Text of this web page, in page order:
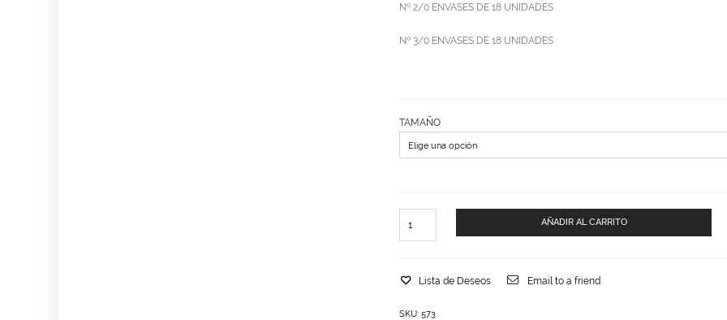
Nº 2/0 ENVASES DE 18 UNIDADES
Nº 3/0 ENVASES DE 18 UNIDADES
TAMAÑO
MUSTAD
10001
AÑADIR AL CARRITO
Lista de Deseos Email to a friend
SKU: 573